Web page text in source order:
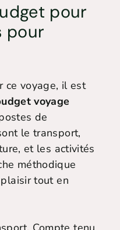
pour
pour
ce voyage, il est
voyage
de
le transport,
et les activités
méthodique
tout en